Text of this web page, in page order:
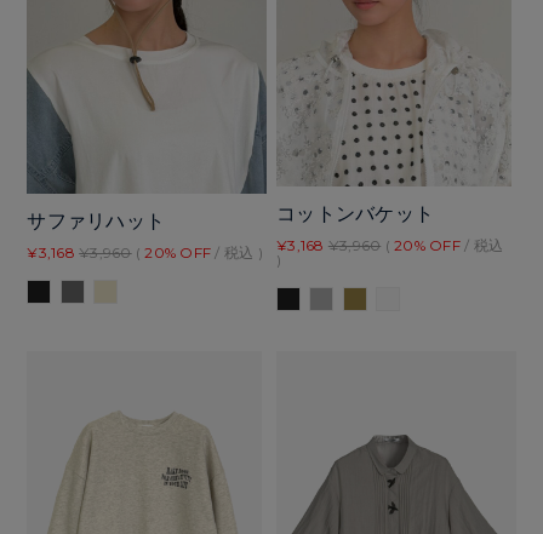
サファリハット
¥3,168 ¥3,960 (20% OFF / 税込 )
コットンバケット
¥3,168 ¥3,960 (20% OFF/ 税込
)